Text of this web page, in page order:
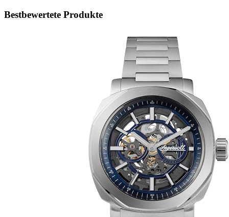
Bestbewertete Produkte